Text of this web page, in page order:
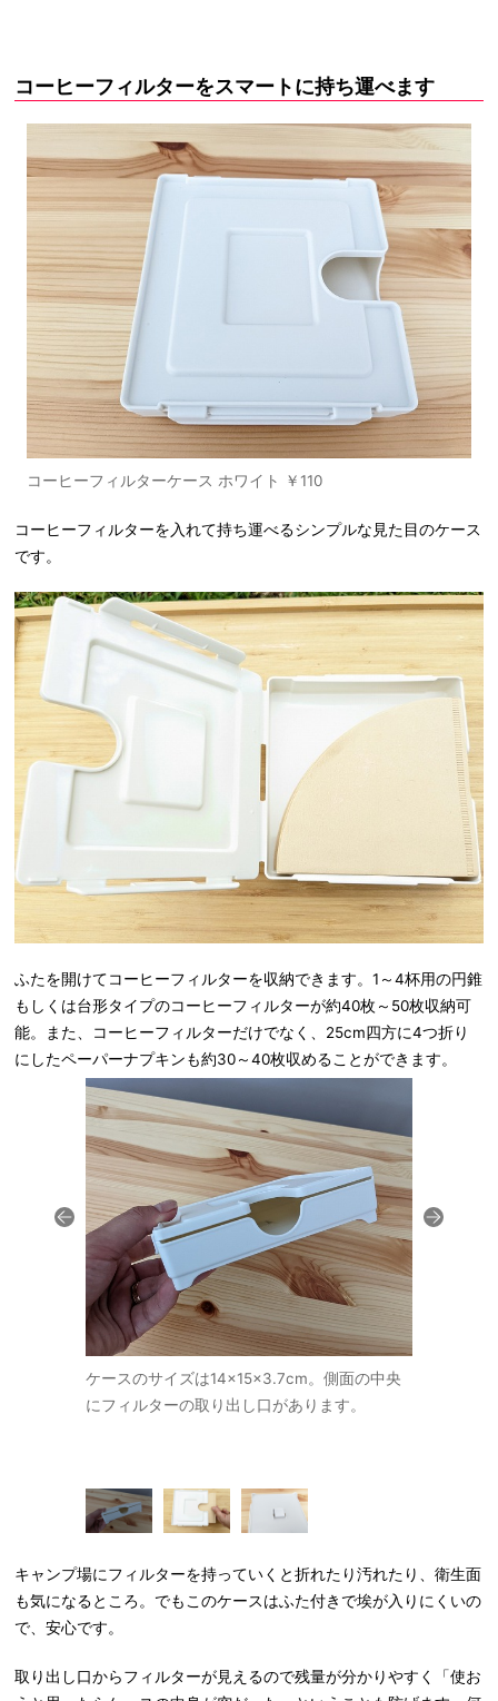
コーヒーフィルターをスマートに持ち運べます
コーヒーフィルターケース ホワイト ￥110
コーヒーフィルターを入れて持ち運べるシンプルな見た目のケース
です。
ふたを開けてコーヒーフィルターを収納できます。1～4杯用の円錐
もしくは台形タイプのコーヒーフィルターが約40枚～50枚収納可
能。また、コーヒーフィルターだけでなく、25cm四方に4つ折り
にしたペーパーナプキンも約30～40枚収めることができます。
ケースのサイズは14×15×3.7cm。側面の中央
にフィルターの取り出し口があります。
キャンプ場にフィルターを持っていくと折れたり汚れたり、衛生面
も気になるところ。でもこのケースはふた付きで埃が入りにくいの
で、安心です。
取り出し口からフィルターが見えるので残量が分かりやすく「使お